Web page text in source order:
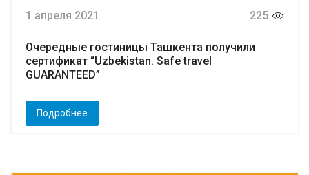
1 апреля 2021 225
Очередные гостиницы Ташкента получили
сертификат “Uzbekistan. Safe travel
GUARANTEED”
Подробнее